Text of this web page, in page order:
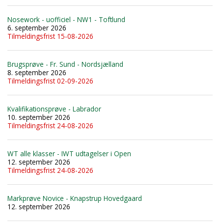
Nosework - uofficiel - NW1 - Toftlund
6. september 2026
Tilmeldingsfrist 15-08-2026
Brugsprøve - Fr. Sund - Nordsjælland
8. september 2026
Tilmeldingsfrist 02-09-2026
Kvalifikationsprøve - Labrador
10. september 2026
Tilmeldingsfrist 24-08-2026
WT alle klasser - IWT udtagelser i Open
12. september 2026
Tilmeldingsfrist 24-08-2026
Markprøve Novice - Knapstrup Hovedgaard
12. september 2026